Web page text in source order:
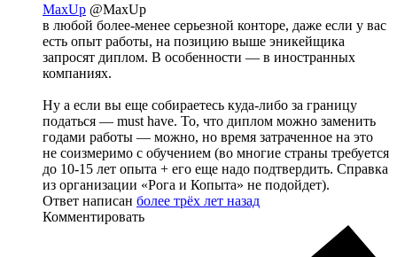
MaxUp @MaxUp
в любой более-менее серьезной конторе, даже если у вас
есть опыт работы, на позицию выше эникейщика
запросят диплом. В особенности — в иностранных
компаниях.
Ну а если вы еще собираетесь куда-либо за границу
податься — must have. То, что диплом можно заменить
годами работы — можно, но время затраченное на это
не соизмеримо с обучением (во многие страны требуется
до 10-15 лет опыта + его еще надо подтвердить. Справка
из организации «Рога и Копыта» не подойдет).
Ответ написан более трёх лет назад
Комментировать